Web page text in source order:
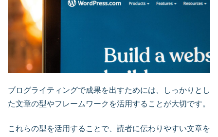
ブログライティングで成果を出すためには、しっかりとし
た文章の型やフレームワークを活用することが大切です。
これらの型を活用することで、読者に伝わりやすい文章を